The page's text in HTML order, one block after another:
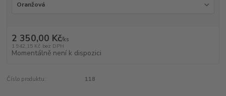
2 350,00 Kč/ks
1 942,15 Kč bez DPH
Momentálně není k dispozici
Číslo produktu: 118